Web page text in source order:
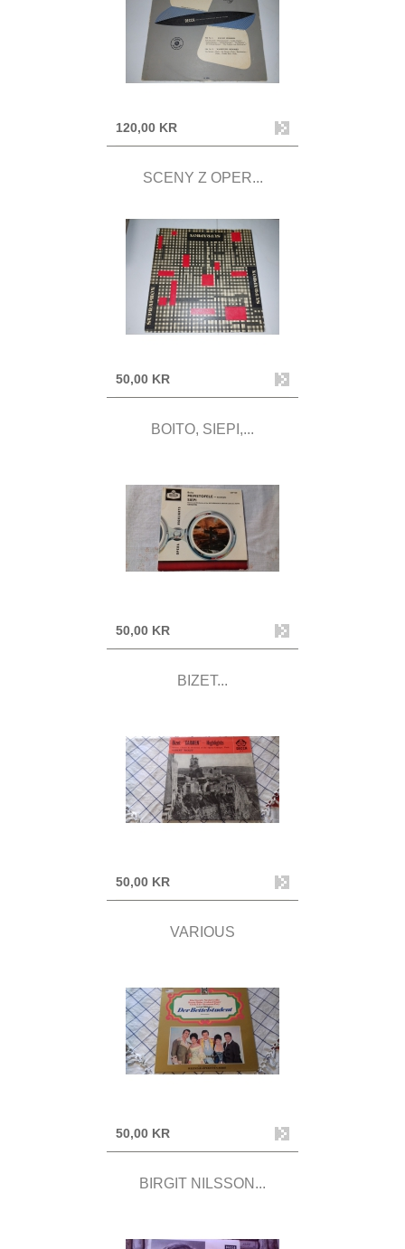
120,00 KR
SCENY Z OPER...
50,00 KR
BOITO, SIEPI,...
50,00 KR
BIZET...
50,00 KR
VARIOUS
50,00 KR
BIRGIT NILSSON...